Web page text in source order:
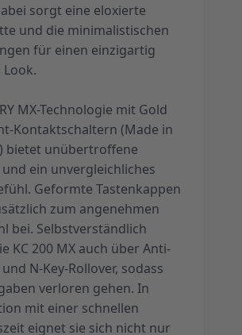
sorgt eine eloxierte
und die minimalistischen
für einen einzigartig
MX-Technologie mit Gold
Kontaktschaltern (Made in
bietet unübertroffene
ein unvergleichliches
Geformte Tastenkappen
zum angenehmen
bei. Selbstverständlich
KC 200 MX auch über Anti-
N-Key-Rollover, sodass
verloren gehen. In
mit einer schnellen
eignet sie sich nicht nur